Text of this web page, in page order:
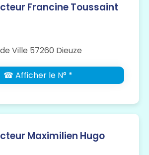
Francine Toussaint
Ville 57260 Dieuze
☎ Afficher le N° *
Maximilien Hugo